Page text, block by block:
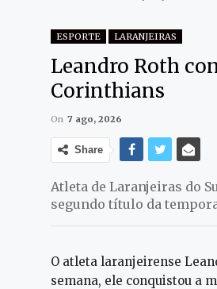
ESPORTE LARANJEIRAS
Leandro Roth
Corinthians
On 7 ago, 2026
Share
Atleta de Laranjeiras do
segundo título da
O atleta laranjeirense
semana, ele conquistou a